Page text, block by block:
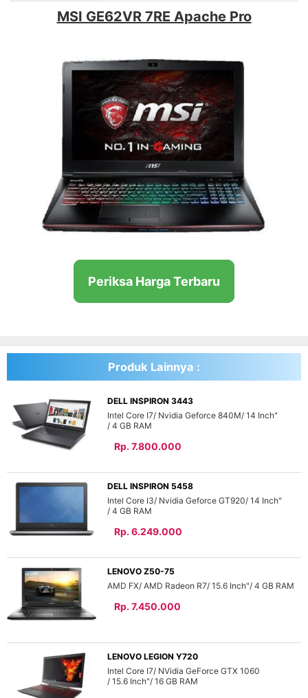
MSI GE62VR 7RE Apache Pro
Periksa Harga Terbaru
Produk Lainnya :
DELL INSPIRON 3443
Intel Core I7 Nvidia Geforce 840M 14 Inch"
4 GB
Rp. 7.800.000
DELL INSPIRON 5458
Intel Core I3 Nvidia Geforce GT920 14 Inch"
4 GB
Rp. 6.249.000
LENOVO Z50-75
AMD FX AMD Radeon R7 15.6 Inch" 4 GB
Rp. 7.450.000
LENOVO LEGION Y720
Intel Core I7 NVidia GeForce GTX 1060
15.6 Inch" 16 GB